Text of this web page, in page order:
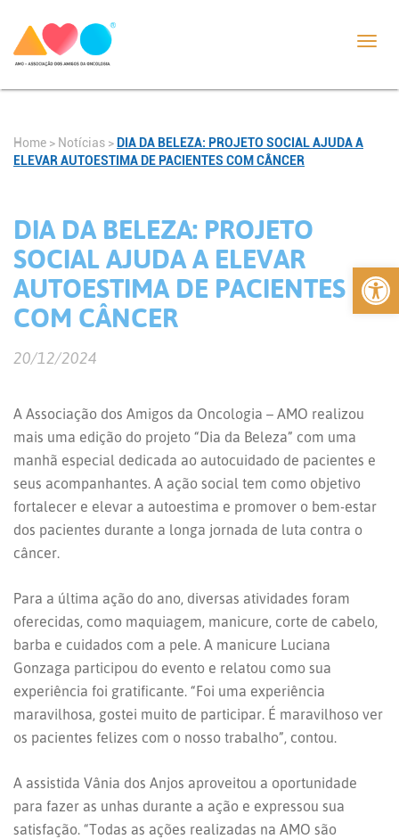
Abrir
Home > Notícias > DIA DA BELEZA: PROJETO SOCIAL AJUDA A
ELEVAR AUTOESTIMA DE PACIENTES COM CÂNCER
DIA DA BELEZA: PROJETO
SOCIAL AJUDA A ELEVAR
AUTOESTIMA DE PACIENTES
COM CÂNCER
20/12/2024
A Associação dos Amigos da Oncologia – AMO realizou
mais uma edição do projeto “Dia da Beleza” com uma
manhã especial dedicada ao autocuidado de pacientes e
seus acompanhantes. A ação social tem como objetivo
fortalecer e elevar a autoestima e promover o bem-estar
dos pacientes durante a longa jornada de luta contra o
câncer.
Para a última ação do ano, diversas atividades foram
oferecidas, como maquiagem, manicure, corte de cabelo,
barba e cuidados com a pele. A manicure Luciana
Gonzaga participou do evento e relatou como sua
experiência foi gratificante. “Foi uma experiência
maravilhosa, gostei muito de participar. É maravilhoso ver
os pacientes felizes com o nosso trabalho”, contou.
A assistida Vânia dos Anjos aproveitou a oportunidade
para fazer as unhas durante a ação e expressou sua
satisfação. “Todas as ações realizadas na AMO são